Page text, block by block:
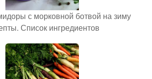
с морковной ботвой на зиму
Список ингредиентов